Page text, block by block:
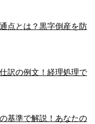
点とは？黒字倒産を防
訳の例文！経理処理で
基準で解説！あなたの